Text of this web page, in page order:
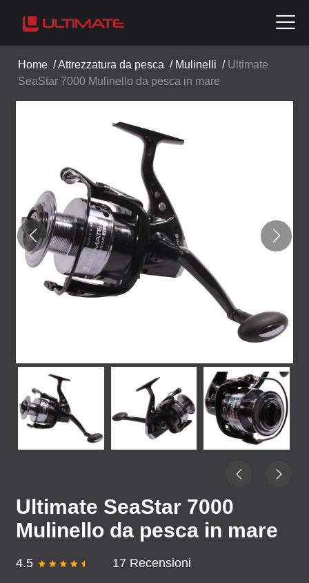
Home /Attrezzatura da pesca / Mulinelli / Ultimate
SeaStar 7000 Mulinello da pesca in mare
Ultimate SeaStar 7000
Mulinello da pesca in mare
4.5 17 Recensioni